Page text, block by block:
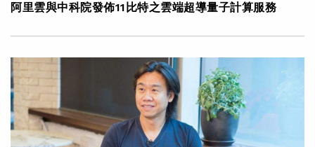
阿里雲與中科院發佈11比特之雲端超導量子計算服務